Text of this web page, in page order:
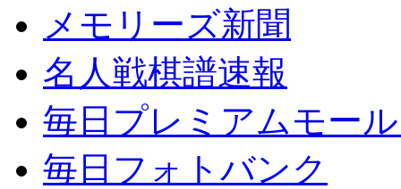
メモリーズ新聞
名人戦棋譜速報
毎日プレミアムモー
毎日フォトバンク